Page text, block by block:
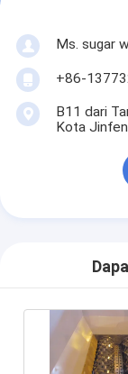
Ms. sugar
+86-
B11 dari
Kota